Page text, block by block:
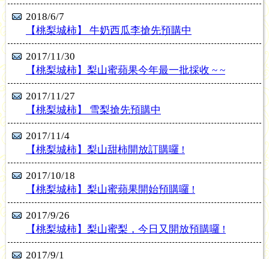
2018/6/7
【桃梨城柿】 牛奶西瓜李搶先預購中
2017/11/30
【桃梨城柿】梨山蜜蘋果今年最一批採收 ~ ~
2017/11/27
【桃梨城柿】 雪梨搶先預購中
2017/11/4
【桃梨城柿】梨山甜柿開放訂購囉 !
2017/10/18
【桃梨城柿】梨山蜜蘋果開始預購囉 !
2017/9/26
【桃梨城柿】梨山蜜梨，今日又開放預購囉 !
2017/9/1